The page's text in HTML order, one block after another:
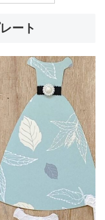
ート